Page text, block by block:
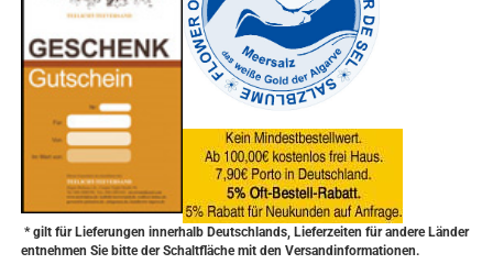
* gilt für Lieferungen innerhalb Deutschlands, Lieferzeiten für andere Länder
entnehmen Sie bitte der Schaltfläche mit den Versandinformationen.